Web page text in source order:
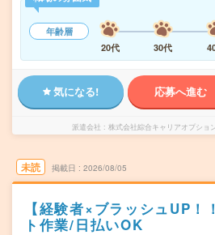
年齢層
20代
30代
気になる! 応募へ進む
派遣会社 株式会社綜合キャリアオプショ
未読 掲載日 2026/08/05
【経験者×ブラッシュUP！
ト作業/日払いOK